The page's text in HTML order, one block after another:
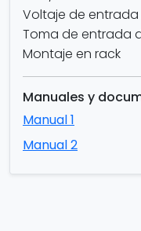
Voltaje de entrada
Toma de entrada
Montaje en rack
Manuales y
Manual 1
Manual 2